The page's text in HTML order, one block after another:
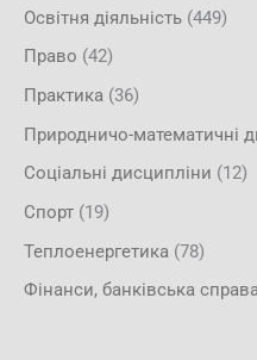
Освітня діяльність (449)
Право (42)
Практика (36)
Природничо-математичні
Соціальні дисципліни (12)
Спорт (19)
Теплоенергетика (78)
Фінанси, банківська